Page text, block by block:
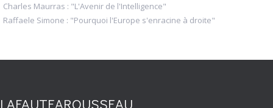
Charles Maurras : "L'Avenir de l'Intelligence"
Raffaele Simone : "Pourquoi l'Europe s'enracine à droite"
LAFAUTEAROUSSEAU